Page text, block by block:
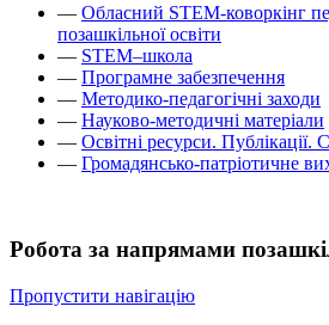
— Обласний STEM-коворкінг
позашкільної освіти
— STEM–школа
— Програмне забезпечення
— Методико-педагогічні заходи
— Науково-методичні матеріали
— Освітні ресурси. Публікації.
— Громадянсько-патріотичне
Робота за напрямами
Пропустити навігацію